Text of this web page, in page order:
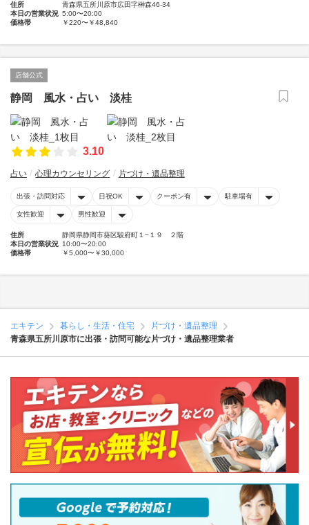
住所
青森県五所川原市広田字榊森46-34
本日の営業状況 5:00〜20:00
価格帯
￥220〜￥48,840
店舗公式
静岡 風水・占い 淡桂
3.10
占い 心理カウンセリング 片づけ・遺品整理
出張・訪問対応 日祝OK クーポン有 駐車場有
女性歓迎 男性歓迎
住所
静岡県静岡市葵区駿府町１−１９ ２階
本日の営業状況 10:00〜20:00
価格帯
￥5,000〜￥30,000
エキテン 暮らし・生活・住宅
片づけ・遺品整理
青森県五所川原市に出張・訪問可能な片づけ・遺品整理業者